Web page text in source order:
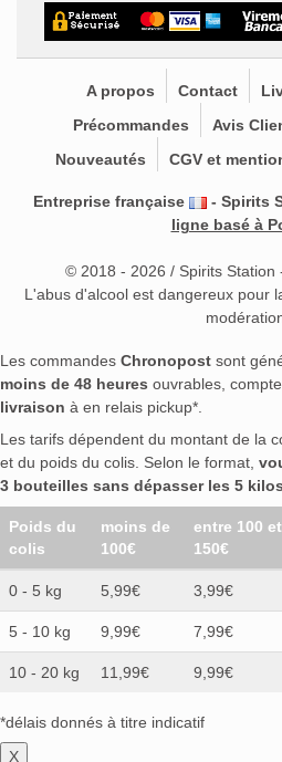
A propos Contact
Précommandes
Avis
Nouveautés
CGV et
Entreprise française - Spirits
ligne basé à
© 2018 - 2026 / Spirits Station
L'abus d'alcool est dangereux pour
Les commandes Chronopost sont
moins de 48 heures ouvrables,
livraison à en relais pickup*.
Les tarifs dépendent du montant de la
et du poids du colis. Selon le format,
3 bouteilles sans dépasser les 5 kilos
Poids du
colis
moins de
100€
entre 100 et
150€
0 - 5 kg 5,99€ 3,99€
5 - 10 kg 9,99€ 7,99€
10 - 20 kg 11,99€ 9,99€
*délais donnés à titre indicatif
X